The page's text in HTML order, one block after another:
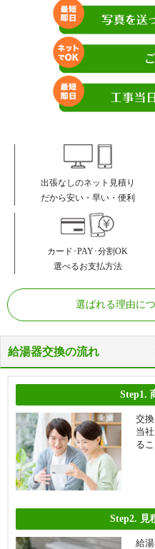
出張なしのネット見積り
だから安い・早い・便利
カード･PAY･分割OK
選べるお支払方法
選ばれる理由に
給湯器交換の流れ
Step1.
交
当
る
Step2. 見
給